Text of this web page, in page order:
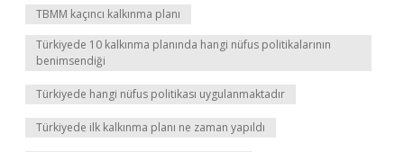
TBMM kaçıncı kalkınma planı
Türkiyede 10 kalkınma planında hangi nüfus politikalarının
benimsendiği
Türkiyede hangi nüfus politikası uygulanmaktadır
Türkiyede ilk kalkınma planı ne zaman yapıldı